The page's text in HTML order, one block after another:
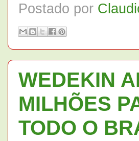
Postado por
WEDEKIN
MILHÕES
TODO O